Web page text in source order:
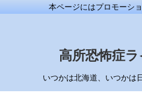
本ページにはプロモーシ
高所恐怖症
いつかは北海道、いつか